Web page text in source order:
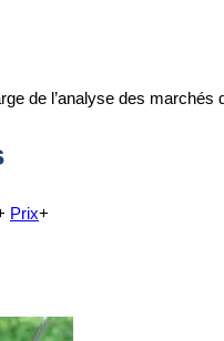
de l’analyse des
Prix+